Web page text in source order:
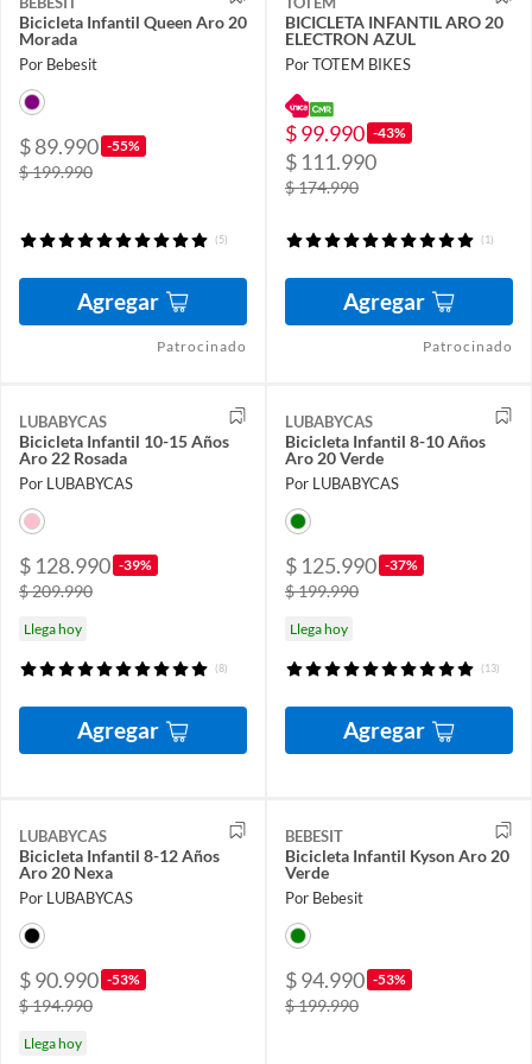
Bicicleta Infantil Queen Aro 20
Morada
Por Bebesit
$ 89.990 -55%
$ 199.990
(5)
Agregar
Patrocinado
BICICLETA INFANTIL ARO 20
ELECTRON AZUL
Por TOTEM BIKES
$ 99.990 -43%
$ 111.990
$ 174.990
(1)
Agregar
Patrocinado
LUBABYCAS
Bicicleta Infantil 10-15 Años
Aro 22 Rosada
Por LUBABYCAS
$ 128.990 -39%
$ 209.990
Llega hoy
(8)
Agregar
LUBABYCAS
Bicicleta Infantil 8-10 Años
Aro 20 Verde
Por LUBABYCAS
$ 125.990 -37%
$ 199.990
Llega hoy
(13)
Agregar
LUBABYCAS
Bicicleta Infantil 8-12 Años
Aro 20 Nexa
Por LUBABYCAS
$ 90.990 -53%
$ 194.990
Llega hoy
BEBESIT
Bicicleta Infantil Kyson Aro 20
Verde
Por Bebesit
$ 94.990 -53%
$ 199.990